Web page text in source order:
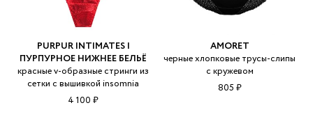
PURPUR INTIMATES |
ПУРПУРНОЕ НИЖНЕЕ БЕЛЬЁ
красные v-образные стринги из
сетки с вышивкой insomnia
4 100 ₽
AMORET
черные хлопковые трусы-слипы
с кружевом
805 ₽